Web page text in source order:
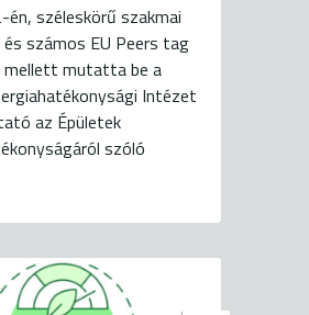
én, széleskörű szakmai
és számos EU Peers tag
mellett mutatta be a
Intézet
az Épületek
szóló